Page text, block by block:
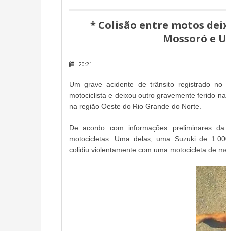
* Colisão entre motos
Mossoró e
20:21
Um grave acidente de trânsito registrado
motociclista e deixou outro gravemente ferido
na região Oeste do Rio Grande do Norte.
De acordo com informações preliminares
motocicletas. Uma delas, uma Suzuki de
colidiu violentamente com uma motocicleta de